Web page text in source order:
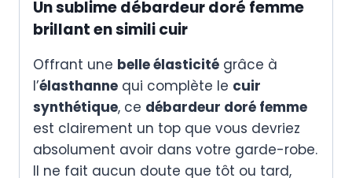
Un sublime débardeur doré femme
brillant en simili cuir
Offrant une belle élasticité grâce à
l’élasthanne qui complète le cuir
synthétique, ce débardeur doré femme
est clairement un top que vous devriez
absolument avoir dans votre garde-robe.
Il ne fait aucun doute que tôt ou tard,